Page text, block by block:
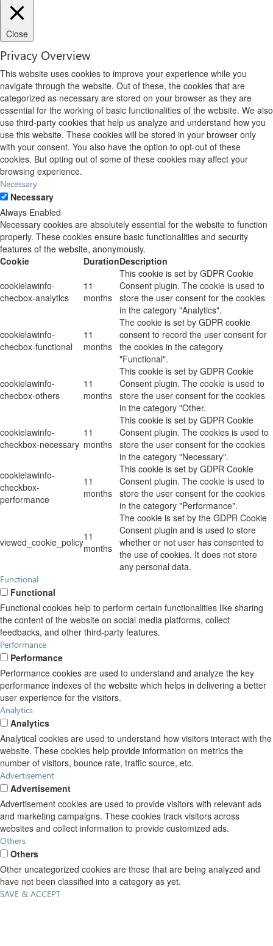
Close
Privacy Overview
This website uses cookies to improve your experience while you
navigate through the website. Out of these, the cookies that are
categorized as necessary are stored on your browser as they are
essential for the working of basic functionalities of the website. We also
use third-party cookies that help us analyze and understand how you
use this website. These cookies will be stored in your browser only
with your consent. You also have the option to opt-out of these
cookies. But opting out of some of these cookies may affect your
browsing experience.
Necessary
Necessary
Always Enabled
Necessary cookies are absolutely essential for the website to function
properly. These cookies ensure basic functionalities and security
features of the website, anonymously.
Cookie
DurationDescription
cookielawinfo-
checbox-analytics
11
months
This cookie is set by GDPR Cookie
Consent plugin. The cookie is used to
store the user consent for the cookies
in the category "Analytics".
cookielawinfo-
checbox-functional
11
months
The cookie is set by GDPR cookie
consent to record the user consent for
the cookies in the category
"Functional".
cookielawinfo-
checbox-others
11
months
This cookie is set by GDPR Cookie
Consent plugin. The cookie is used to
store the user consent for the cookies
in the category "Other.
cookielawinfo-
checkbox-necessary
11
months
This cookie is set by GDPR Cookie
Consent plugin. The cookies is used to
store the user consent for the cookies
in the category "Necessary".
cookielawinfo-
checkbox-
performance
11
months
This cookie is set by GDPR Cookie
Consent plugin. The cookie is used to
store the user consent for the cookies
in the category "Performance".
viewed_cookie_policy11
months
The cookie is set by the GDPR Cookie
Consent plugin and is used to store
whether or not user has consented to
the use of cookies. It does not store
any personal data.
Functional
Functional
Functional cookies help to perform certain functionalities like sharing
the content of the website on social media platforms, collect
feedbacks, and other third-party features.
Performance
Performance
Performance cookies are used to understand and analyze the key
performance indexes of the website which helps in delivering a better
user experience for the visitors.
Analytics
Analytics
Analytical cookies are used to understand how visitors interact with the
website. These cookies help provide information on metrics the
number of visitors, bounce rate, traffic source, etc.
Advertisement
Advertisement
Advertisement cookies are used to provide visitors with relevant ads
and marketing campaigns. These cookies track visitors across
websites and collect information to provide customized ads.
Others
Others
Other uncategorized cookies are those that are being analyzed and
have not been classified into a category as yet.
SAVE & ACCEPT